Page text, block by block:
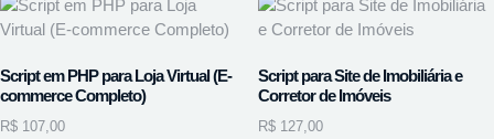
Script em PHP para Loja Virtual (E-
commerce Completo)
R$ 107,00
Script para Site de Imobiliária e
Corretor de Imóveis
R$ 127,00